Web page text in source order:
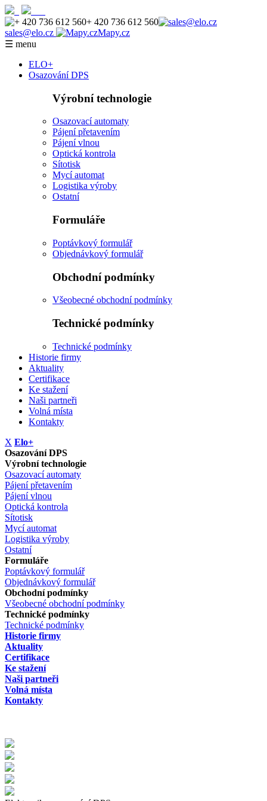
+ 420 736 612 560
sales@elo.cz
Mapy.cz
☰ menu
ELO+
Osazování DPS
Výrobní technologie
Osazovací automaty
Pájení přetavením
Pájení vlnou
Optická kontrola
Sítotisk
Mycí automat
Logistika výroby
Ostatní
Formuláře
Poptávkový formulář
Objednávkový formulář
Obchodní podmínky
Všeobecné obchodní podmínky
Technické podmínky
Technické podmínky
Historie firmy
Aktuality
Certifikace
Ke stažení
Naši partneři
Volná místa
Kontakty
Χ Elo+
Osazování DPS
Výrobní technologie
Osazovací automaty
Pájení přetavením
Pájení vlnou
Optická kontrola
Sítotisk
Mycí automat
Logistika výroby
Ostatní
Formuláře
Poptávkový formulář
Objednávkový formulář
Obchodní podmínky
Všeobecné obchodní podmínky
Technické podmínky
Technické podmínky
Historie firmy
Aktuality
Certifikace
Ke stažení
Naši partneři
Volná místa
Kontakty